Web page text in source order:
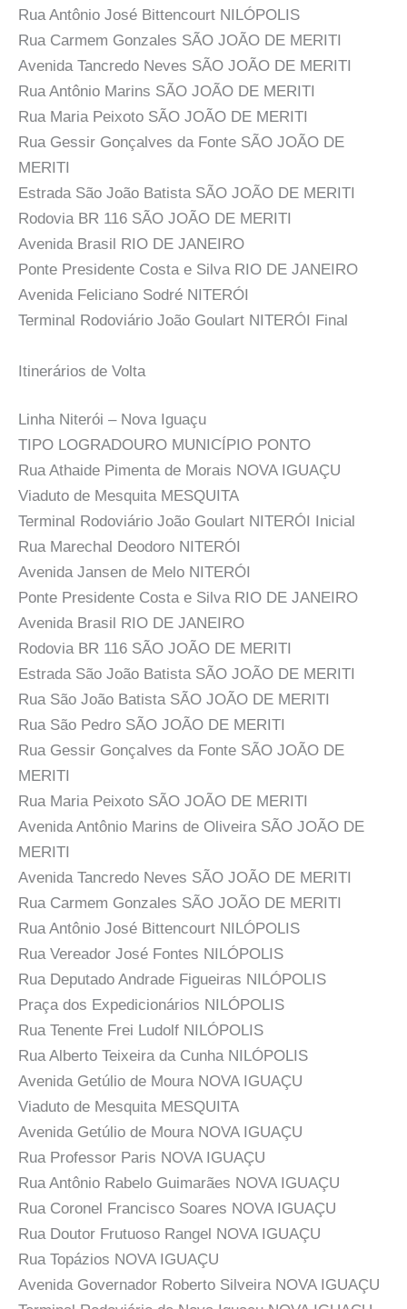
Rua Antônio José Bittencourt NILÓPOLIS
Rua Carmem Gonzales SÃO JOÃO DE MERITI
Avenida Tancredo Neves SÃO JOÃO DE MERITI
Rua Antônio Marins SÃO JOÃO DE MERITI
Rua Maria Peixoto SÃO JOÃO DE MERITI
Rua Gessir Gonçalves da Fonte SÃO JOÃO DE
MERITI
Estrada São João Batista SÃO JOÃO DE MERITI
Rodovia BR 116 SÃO JOÃO DE MERITI
Avenida Brasil RIO DE JANEIRO
Ponte Presidente Costa e Silva RIO DE JANEIRO
Avenida Feliciano Sodré NITERÓI
Terminal Rodoviário João Goulart NITERÓI Final
Itinerários de Volta
Linha Niterói – Nova Iguaçu
TIPO LOGRADOURO MUNICÍPIO PONTO
Rua Athaide Pimenta de Morais NOVA IGUAÇU
Viaduto de Mesquita MESQUITA
Terminal Rodoviário João Goulart NITERÓI Inicial
Rua Marechal Deodoro NITERÓI
Avenida Jansen de Melo NITERÓI
Ponte Presidente Costa e Silva RIO DE JANEIRO
Avenida Brasil RIO DE JANEIRO
Rodovia BR 116 SÃO JOÃO DE MERITI
Estrada São João Batista SÃO JOÃO DE MERITI
Rua São João Batista SÃO JOÃO DE MERITI
Rua São Pedro SÃO JOÃO DE MERITI
Rua Gessir Gonçalves da Fonte SÃO JOÃO DE
MERITI
Rua Maria Peixoto SÃO JOÃO DE MERITI
Avenida Antônio Marins de Oliveira SÃO JOÃO DE
MERITI
Avenida Tancredo Neves SÃO JOÃO DE MERITI
Rua Carmem Gonzales SÃO JOÃO DE MERITI
Rua Antônio José Bittencourt NILÓPOLIS
Rua Vereador José Fontes NILÓPOLIS
Rua Deputado Andrade Figueiras NILÓPOLIS
Praça dos Expedicionários NILÓPOLIS
Rua Tenente Frei Ludolf NILÓPOLIS
Rua Alberto Teixeira da Cunha NILÓPOLIS
Avenida Getúlio de Moura NOVA IGUAÇU
Viaduto de Mesquita MESQUITA
Avenida Getúlio de Moura NOVA IGUAÇU
Rua Professor Paris NOVA IGUAÇU
Rua Antônio Rabelo Guimarães NOVA IGUAÇU
Rua Coronel Francisco Soares NOVA IGUAÇU
Rua Doutor Frutuoso Rangel NOVA IGUAÇU
Rua Topázios NOVA IGUAÇU
Avenida Governador Roberto Silveira NOVA IGUAÇU